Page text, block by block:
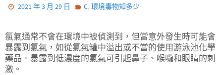
2021 年 3 月 29 日 C, 環境毒物知多少
氯氣通常不會在環境中被偵測到，但當意外發生時可能會
暴露到氯氣，如從氯氣罐中溢出或不當的使用游泳池化學
藥品。暴露到低濃度的氯氣可引起鼻子、喉嚨和眼睛的刺
激。